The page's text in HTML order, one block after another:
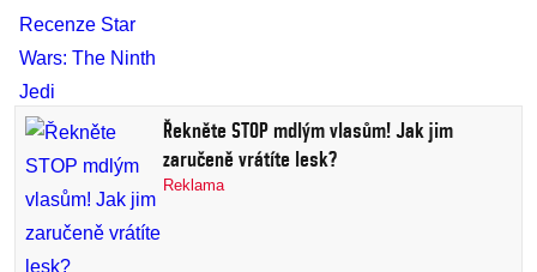
Řekněte STOP mdlým vlasům! Jak jim
zaručeně vrátíte lesk?
Reklama